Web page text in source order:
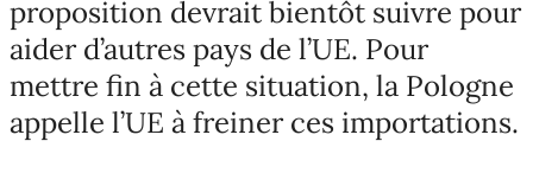
proposition devrait bientôt suivre pour
aider d’autres pays de l’UE. Pour
mettre fin à cette situation, la Pologne
appelle l’UE à freiner ces importations.